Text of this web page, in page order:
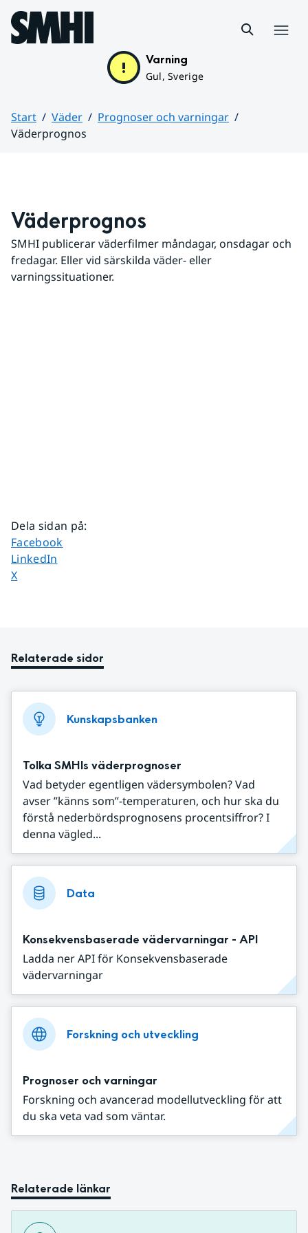
Hoppa till sidans innehåll
Varning
Gul, Sverige
Start Väder
Prognoser och varningar
Väderprognos
Väderprognos
SMHI publicerar väderfilmer måndagar, onsdagar och
fredagar. Eller vid särskilda väder- eller
varningssituationer.
Dela sidan på:
Dela sidan på
Facebook
Dela sidan på
LinkedIn
Dela sidan på
X
Relaterade sidor
Kunskapsbanken
Tolka SMHIs väderprognoser
Vad betyder egentligen vädersymbolen? Vad
avser ”känns som”-temperaturen, och hur ska du
förstå nederbördsprognosens procentsiffror? I
denna vägled...
Data
Konsekvensbaserade vädervarningar - API
Ladda ner API för Konsekvensbaserade
vädervarningar
Forskning och utveckling
Prognoser och varningar
Forskning och avancerad modellutveckling för att
du ska veta vad som väntar.
Relaterade länkar